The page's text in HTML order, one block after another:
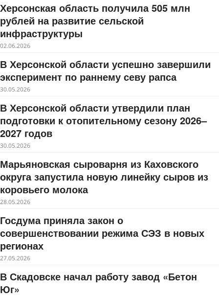
Херсонская область получила 505 млн
рублей на развитие сельской
инфраструктуры
02.06.2026
В Херсонской области успешно завершили
эксперимент по раннему севу рапса
30.05.2026
В Херсонской области утвердили план
подготовки к отопительному сезону 2026–
2027 годов
30.05.2026
Марьяновская сыроварня из Каховского
округа запустила новую линейку сыров из
коровьего молока
28.05.2026
Госдума приняла закон о
совершенствовании режима СЭЗ в новых
регионах
27.05.2026
В Скадовске начал работу завод «Бетон
Юг»